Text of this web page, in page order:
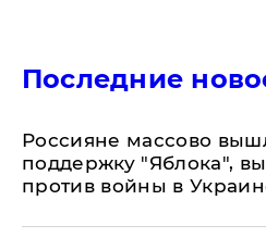
Последние
Россияне массово
поддержку "Яблока",
против войны в